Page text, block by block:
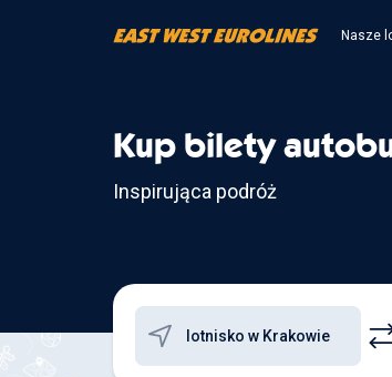
Nasze
Kup bilety
Inspirująca podróż